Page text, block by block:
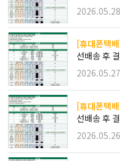
2026.05.28
[휴대폰택
선배송 후
2026.05.27
[휴대폰택
선배송 후
2026.05.26